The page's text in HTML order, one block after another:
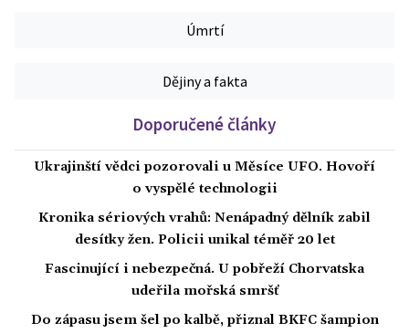
Úmrtí
Dějiny a fakta
Doporučené články
Ukrajinští vědci pozorovali u Měsíce UFO. Hovoří
o vyspělé technologii
Kronika sériových vrahů: Nenápadný dělník zabil
desítky žen. Policii unikal téměř 20 let
Fascinující i nebezpečná. U pobřeží Chorvatska
udeřila mořská smršť
Do zápasu jsem šel po kalbě, přiznal BKFC šampion